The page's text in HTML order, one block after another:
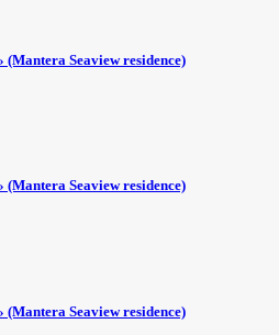
Seaview rеsidence)
Seaview rеsidence)
Seaview rеsidence)